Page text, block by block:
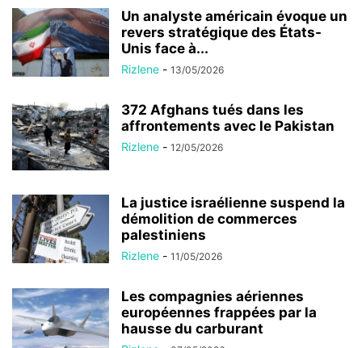
Un analyste américain évoque un
revers stratégique des États-
Unis face à...
Rizlene - 13/05/2026
372 Afghans tués dans les
affrontements avec le Pakistan
Rizlene - 12/05/2026
La justice israélienne suspend la
démolition de commerces
palestiniens
Rizlene - 11/05/2026
Les compagnies aériennes
européennes frappées par la
hausse du carburant